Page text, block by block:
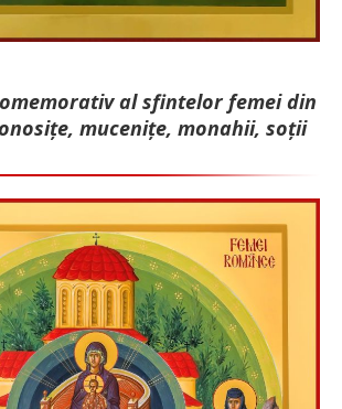
al sfintelor femei din
mu­cenițe, monahii, soții